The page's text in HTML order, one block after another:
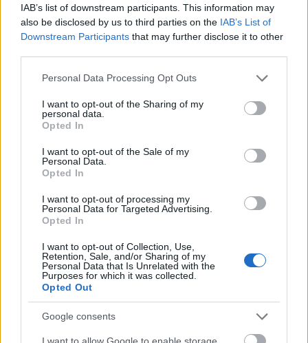
IAB’s list of downstream participants. This information may
also be disclosed by us to third parties on the IAB’s List of
Downstream Participants that may further disclose it to other
Please note that this website/app uses one or more Google
not limited to your visit or usage behaviour. You may click to
grant or deny consent to Google and its third-party tags to
use your data for below specified purposes in below Google
consent section.
Personal Data Processing Opt Outs
I want to opt-out of the Sharing of my
personal data.
Opted In
I want to opt-out of the Sale of my
Personal Data.
Opted In
I want to opt-out of processing my
Personal Data for Targeted Advertising.
Opted In
I want to opt-out of Collection, Use,
Retention, Sale, and/or Sharing of my
Personal Data that Is Unrelated with the
Purposes for which it was collected.
Opted Out
Google consents
I want to allow Google to enable storage
Gálffi László rendező a darabról:
egy jó darab, négy operaénekesről. Megörültem
neki, mert mindig szerettem volna eljátszani egy
operaénekest, ha már én magam nem lehettem az.
Amikor kiderült, nem is játszani kellene, hanem
rendezni, akkor elgondolkoztam, mert nem nagyon
ambicionálom a rendezést. Persze elolvastam a
darabot, és végül annyira megtetszett, hogy
elvállaltam. Egyrészt az, amiről szól, amiről nekem
szól, másrészt örültem a kollégáknak, úgyhogy azt
mondtam, töltsünk együtt két hónapot. (…)
A történet szerint három operaénekes él egy
művészotthonban, a Rigoletto Kvartettjének három